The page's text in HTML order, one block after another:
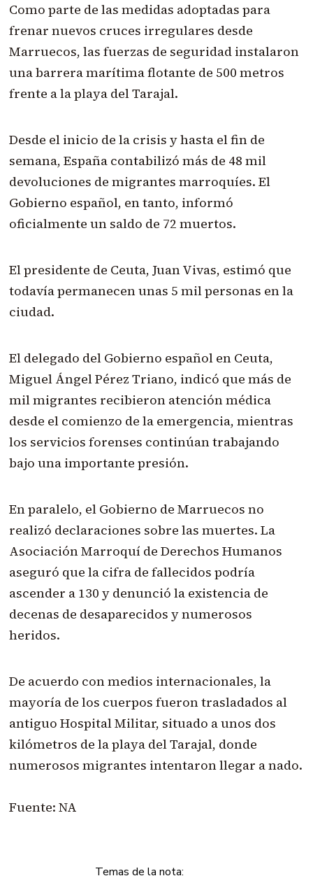
Como parte de las medidas adoptadas para
frenar nuevos cruces irregulares desde
Marruecos, las fuerzas de seguridad instalaron
una barrera marítima flotante de 500 metros
frente a la playa del Tarajal.
Desde el inicio de la crisis y hasta el fin de
semana, España contabilizó más de 48 mil
devoluciones de migrantes marroquíes. El
Gobierno español, en tanto, informó
oficialmente un saldo de 72 muertos.
El presidente de Ceuta, Juan Vivas, estimó que
todavía permanecen unas 5 mil personas en la
ciudad.
El delegado del Gobierno español en Ceuta,
Miguel Ángel Pérez Triano, indicó que más de
mil migrantes recibieron atención médica
desde el comienzo de la emergencia, mientras
los servicios forenses continúan trabajando
bajo una importante presión.
En paralelo, el Gobierno de Marruecos no
realizó declaraciones sobre las muertes. La
Asociación Marroquí de Derechos Humanos
aseguró que la cifra de fallecidos podría
ascender a 130 y denunció la existencia de
decenas de desaparecidos y numerosos
heridos.
De acuerdo con medios internacionales, la
mayoría de los cuerpos fueron trasladados al
antiguo Hospital Militar, situado a unos dos
kilómetros de la playa del Tarajal, donde
numerosos migrantes intentaron llegar a nado.
Fuente: NA
Temas de la nota: